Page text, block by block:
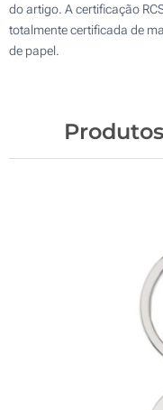
do artigo. A certificação
totalmente certificada de
de papel.